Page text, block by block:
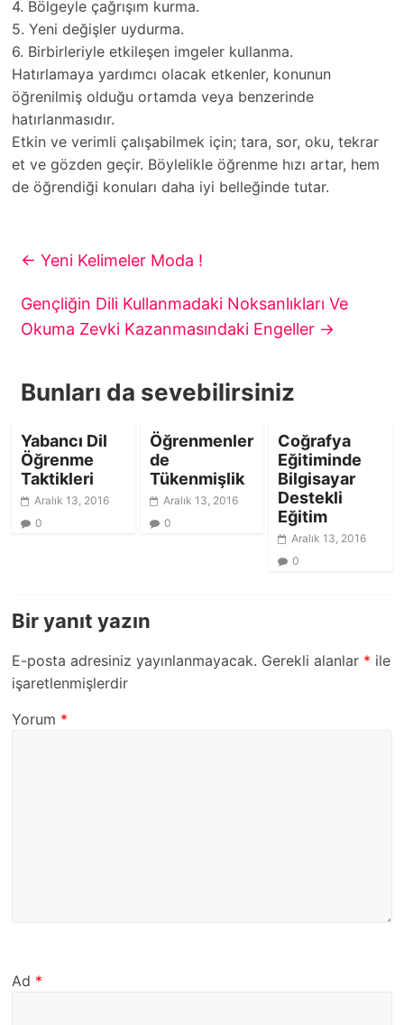
4. Bölgeyle çağrışım kurma.
5. Yeni değişler uydurma.
6. Birbirleriyle etkileşen imgeler kullanma.
Hatırlamaya yardımcı olacak etkenler, konunun
öğrenilmiş olduğu ortamda veya benzerinde
hatırlanmasıdır.
Etkin ve verimli çalışabilmek için; tara, sor, oku, tekrar
et ve gözden geçir. Böylelikle öğrenme hızı artar, hem
de öğrendiği konuları daha iyi belleğinde tutar.
← Yeni Kelimeler Moda !
Gençliğin Dili Kullanmadaki Noksanlıkları Ve
Okuma Zevki Kazanmasındaki Engeller →
Bunları da sevebilirsiniz
Yabancı Dil
Öğrenme
Taktikleri
Aralık 13, 2016
0
Öğrenmenler
de
Tükenmişlik
Aralık 13, 2016
0
Coğrafya
Eğitiminde
Bilgisayar
Destekli
Eğitim
Aralık 13, 2016
0
Bir yanıt yazın
E-posta adresiniz yayınlanmayacak. Gerekli alanlar * ile
işaretlenmişlerdir
Yorum *
Ad *